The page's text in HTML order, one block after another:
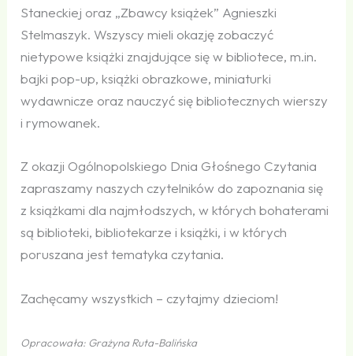
Staneckiej oraz „Zbawcy książek” Agnieszki
Stelmaszyk. Wszyscy mieli okazję zobaczyć
nietypowe książki znajdujące się w bibliotece, m.in.
bajki pop-up, książki obrazkowe, miniaturki
wydawnicze oraz nauczyć się bibliotecznych wierszy
i rymowanek.
Z okazji Ogólnopolskiego Dnia Głośnego Czytania
zapraszamy naszych czytelników do zapoznania się
z książkami dla najmłodszych, w których bohaterami
są biblioteki, bibliotekarze i książki, i w których
poruszana jest tematyka czytania.
Zachęcamy wszystkich – czytajmy dzieciom!
Opracowała: Grażyna Ruta-Balińska